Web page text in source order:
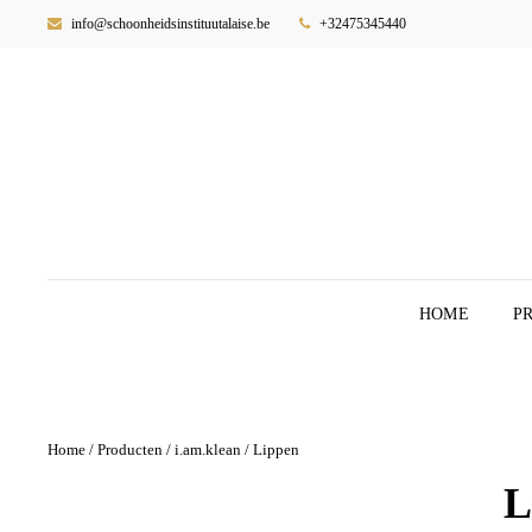
info@schoonheidsinstituutalaise.be +32475345440
HOME
Home / Producten / i.am.klean / Lippen